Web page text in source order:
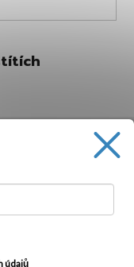
pohodlné
neustále zlepšovat
údajů